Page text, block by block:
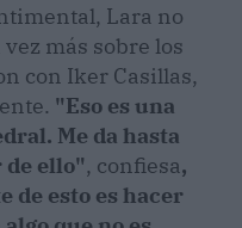
Lara no
más sobre los
con Iker Casillas,
"Eso es una
Me da hasta
de ello", confiesa,
de esto es hacer